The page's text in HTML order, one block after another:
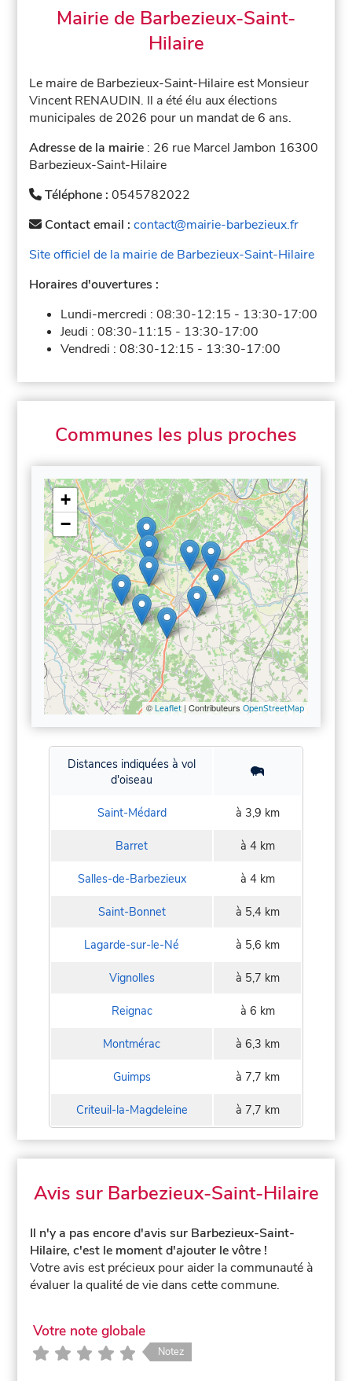
Mairie de Barbezieux-Saint-
Hilaire
Le maire de Barbezieux-Saint-Hilaire est Monsieur
Vincent RENAUDIN. Il a été élu aux élections
municipales de 2026 pour un mandat de 6 ans.
Adresse de la mairie : 26 rue Marcel Jambon 16300
Barbezieux-Saint-Hilaire
Téléphone :0545782022
Contact email :contact@mairie-barbezieux.fr
Site officiel de la mairie de Barbezieux-Saint-Hilaire
Horaires d'ouvertures :
Lundi-mercredi :08:30-12:15 - 13:30-17:00
Jeudi :08:30-11:15 - 13:30-17:00
Vendredi :08:30-12:15 - 13:30-17:00
Communes les plus proches
+
−
© Leaflet| Contributeurs OpenStreetMap
Distances indiquées à vol
d'oiseau
Saint-Médard à 3,9 km
Barret à 4 km
Salles-de-Barbezieux à 4 km
Saint-Bonnet à 5,4 km
Lagarde-sur-le-Né à 5,6 km
Vignolles à 5,7 km
Reignac à 6 km
Montmérac à 6,3 km
Guimps à 7,7 km
Criteuil-la-Magdeleine à 7,7 km
Avis sur Barbezieux-Saint-Hilaire
Il n'y a pas encore d'avis sur Barbezieux-Saint-
Hilaire, c'est le moment d'ajouter le vôtre !
Votre avis est précieux pour aider la communauté à
évaluer la qualité de vie dans cette commune.
Votre note globale
Notez